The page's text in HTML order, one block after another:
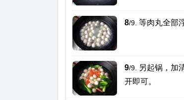
8/9. 等肉丸全部
9/9.
另起锅，加
开即可。